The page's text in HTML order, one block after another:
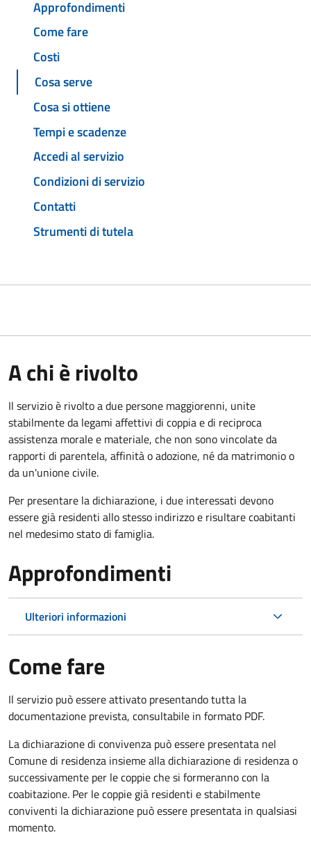
Approfondimenti
Come fare
Costi
Cosa serve
Cosa si ottiene
Tempi e scadenze
Accedi al servizio
Condizioni di servizio
Contatti
Strumenti di tutela
A chi è rivolto
Il servizio è rivolto a due persone maggiorenni, unite
stabilmente da legami affettivi di coppia e di reciproca
assistenza morale e materiale, che non sono vincolate da
rapporti di parentela, affinità o adozione, né da matrimonio o
da un'unione civile.
Per presentare la dichiarazione, i due interessati devono
essere già residenti allo stesso indirizzo e risultare coabitanti
nel medesimo stato di famiglia.
Approfondimenti
Ulteriori informazioni
Come fare
Il servizio può essere attivato presentando tutta la
documentazione prevista, consultabile in formato PDF.
La dichiarazione di convivenza può essere presentata nel
Comune di residenza insieme alla dichiarazione di residenza o
successivamente per le coppie che si formeranno con la
coabitazione. Per le coppie già residenti e stabilmente
conviventi la dichiarazione può essere presentata in qualsiasi
momento.